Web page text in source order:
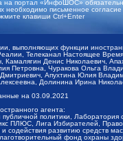
на портал «ИнфоШОС»
необходимо письменное
клавиши Ctrl+Enter
выполняющих функции
Телеканал Настоящее
Камалягин Денис Николаевич,
Петровна, Чуракова Ольга
Апухтина Юлия
Долинина Ирина
на 03.09.2021
агента:
политики,
ПЛЮС, Лига Избирателей,
развитию средств
фонд охраны